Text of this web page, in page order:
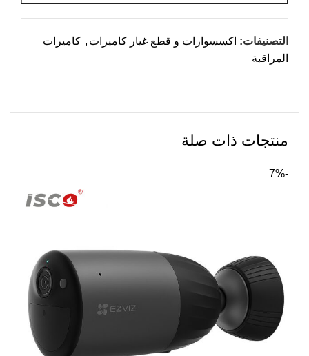
التصنيفات: اكسسوارات و قطع غيار كاميرات , كاميرات
المراقبة
منتجات ذات صلة
-7%